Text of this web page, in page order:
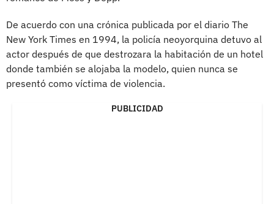
De acuerdo con una crónica publicada por el diario The
New York Times en 1994, la policía neoyorquina detuvo al
actor después de que destrozara la habitación de un hotel
donde también se alojaba la modelo, quien nunca se
presentó como víctima de violencia.
PUBLICIDAD